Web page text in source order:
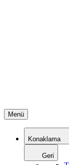
Menü
Konaklama
Geri